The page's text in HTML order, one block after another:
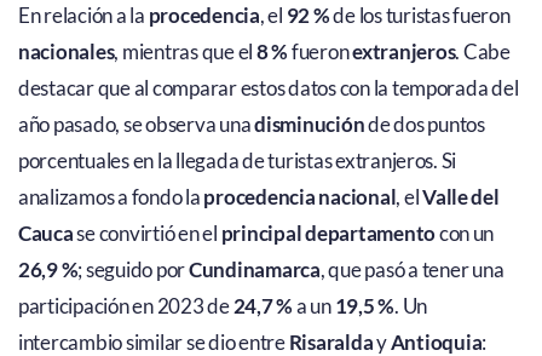
En relación a la procedencia, el 92 %de los turistas fueron
nacionales, mientras que el8 %fueronextranjeros. Cabe
destacar que al comparar estos datos con la temporada del
año pasado, se observa unadisminuciónde dos puntos
porcentuales en la llegada de turistas extranjeros. Si
analizamos a fondo laprocedencia nacional, elValle del
Caucase convirtió en el principal departamentocon un
26,9 %; seguido porCundinamarca, que pasó a tener una
participación en 2023 de24,7 %a un19,5 %. Un
intercambio similar se dio entreRisaraldayAntioquia: